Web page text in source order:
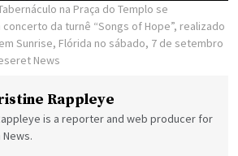
na Praça do Templo se
da turnê “Songs of Hope”, realizado
Sunrise, Flórida no sábado, 7 de setembro
News
Rappleye
is a reporter and web producer for